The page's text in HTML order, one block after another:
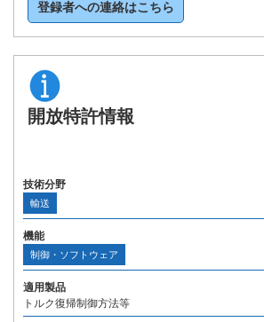
登録者への連絡はこちら
開放特許情報
技術分野
輸送
機能
制御・ソフトウェア
適用製品
トルク復帰制御方法等